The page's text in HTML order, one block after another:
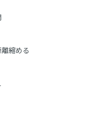
縮める